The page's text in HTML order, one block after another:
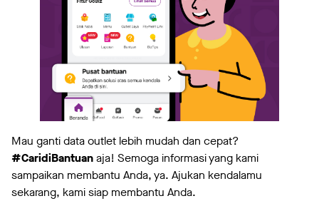
Mau ganti data outlet lebih mudah dan cepat?
#CaridiBantuanaja! Semoga informasi yang kami
sampaikan membantu Anda, ya. Ajukan kendalamu
sekarang, kami siap membantu Anda.